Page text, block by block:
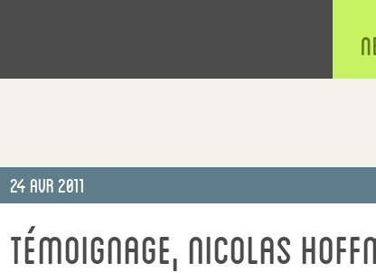
Publié
24 Avr 2011
Témoignage, Nicolas